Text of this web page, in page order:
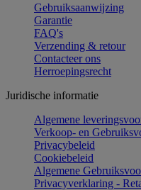
Gebruiksaanwijzing
Garantie
FAQ's
Verzending & retour
Contacteer ons
Herroepingsrecht
Juridische informatie
Algemene
Verkoop- en
Privacybeleid
Cookiebeleid
Algemene
Privacyverklaring -